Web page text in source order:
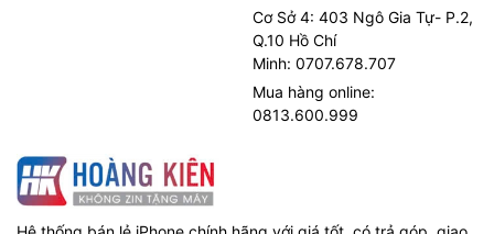
Cơ Sở 4: 403 Ngô Gia Tự- P.2,
Q.10 Hồ Chí
Minh: 0707.678.707
Mua hàng online:
0813.600.999